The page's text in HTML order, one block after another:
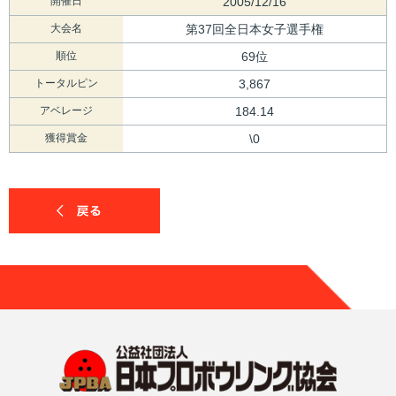
大会名 第37回全日本女子選手権
順位 69位
トータルピン 3,867
アベレージ 184.14
獲得賞金 \0